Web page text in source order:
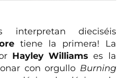
interpretan dieciséis
tiene la primera! La
Hayley Williams es la
con orgullo Burning